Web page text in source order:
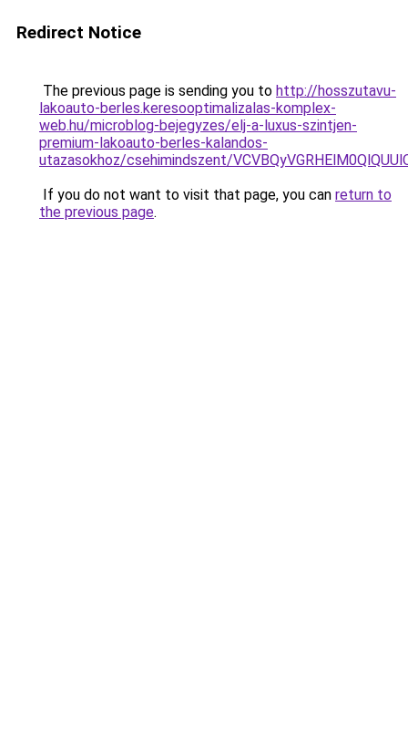
Redirect Notice
The previous page is sending you to http://hosszutavu-
lakoauto-berles.keresooptimalizalas-komplex-
web.hu/microblog-bejegyzes/elj-a-luxus-szintjen-
premium-lakoauto-berles-kalandos-
utazasokhoz/csehimindszent/
If you do not want to visit that page, you can return to
the previous page.